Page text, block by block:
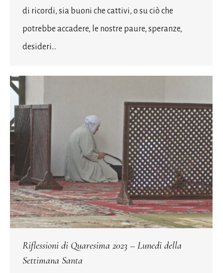
di ricordi, sia buoni che cattivi, o su ciò che
potrebbe accadere, le nostre paure, speranze,
desideri…
Riflessioni di Quaresima 2023 – Lunedi della
Settimana Santa